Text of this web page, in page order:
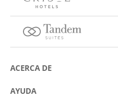
ACERCA DE
Sobre Eurostars Hotel Company
AYUDA